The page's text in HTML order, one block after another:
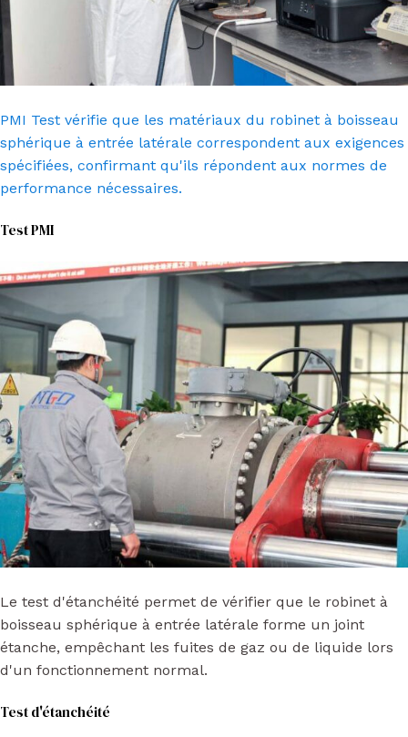
PMI Test vérifie que les matériaux du robinet à boisseau
sphérique à entrée latérale correspondent aux exigences
spécifiées, confirmant qu'ils répondent aux normes de
performance nécessaires.
Test PMI
Le test d'étanchéité permet de vérifier que le robinet à
boisseau sphérique à entrée latérale forme un joint
étanche, empêchant les fuites de gaz ou de liquide lors
d'un fonctionnement normal.
Test d'étanchéité